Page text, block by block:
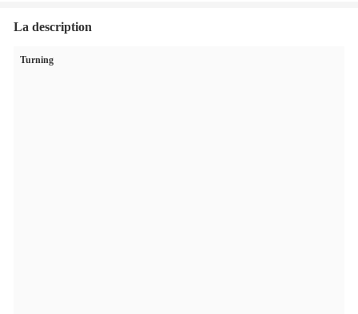
La description
Turning